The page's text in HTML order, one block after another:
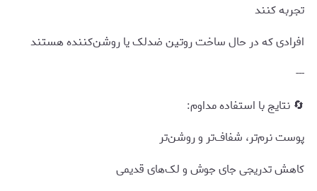
تجربه کنند
افرادی که در حال ساخت روتین ضدلک یا روشن‌کننده هستند
---
🔄 نتایج با استفاده مداوم:
پوست نرم‌تر، شفاف‌تر و روشن‌تر
کاهش تدریجی جای جوش و لک‌های قدیمی